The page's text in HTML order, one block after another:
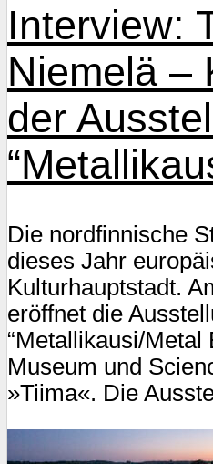
Interview:
Niemelä –
der
Die nordfinnische
dieses Jahr
Kulturhauptstadt.
eröffnet die
“Metallikausi/Metal
Museum und
»Tiima«. Die